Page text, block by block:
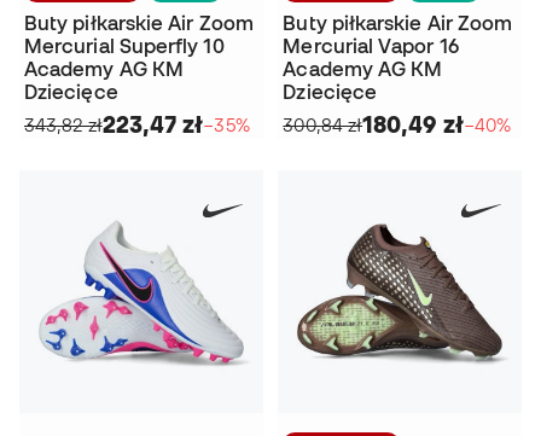
Buty piłkarskie Air Zoom
Mercurial Superfly 10
Academy AG KM
Dziecięce
343,82 zł223,47 zł−35%
Buty piłkarskie Air Zoom
Mercurial Vapor 16
Academy AG KM
Dziecięce
300,84 zł180,49 zł−40%